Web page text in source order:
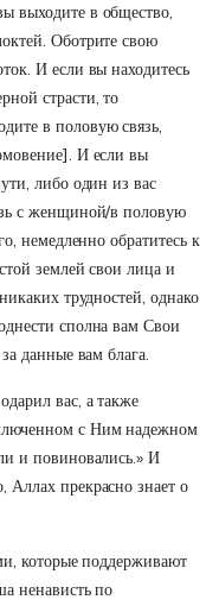
выходите в общество,
Оботрите свою
И если вы находитесь
страсти, то
в половую связь,
И если вы
либо один из вас
с женщиной/в половую
немедленно обратитесь к
землей свои лица и
трудностей, однако
сполна вам Свои
данные вам блага.
вас, а также
с Ним надежном
и повиновались.» И
прекрасно знает о
которые поддерживают
ненависть по